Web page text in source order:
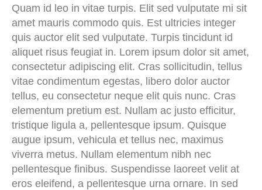
Quam id leo in vitae turpis. Elit sed vulputate mi sit
amet mauris commodo quis. Est ultricies integer
quis auctor elit sed vulputate. Turpis tincidunt id
aliquet risus feugiat in. Lorem ipsum dolor sit amet,
consectetur adipiscing elit. Cras sollicitudin, tellus
vitae condimentum egestas, libero dolor auctor
tellus, eu consectetur neque elit quis nunc. Cras
elementum pretium est. Nullam ac justo efficitur,
tristique ligula a, pellentesque ipsum. Quisque
augue ipsum, vehicula et tellus nec, maximus
viverra metus. Nullam elementum nibh nec
pellentesque finibus. Suspendisse laoreet velit at
eros eleifend, a pellentesque urna ornare. In sed